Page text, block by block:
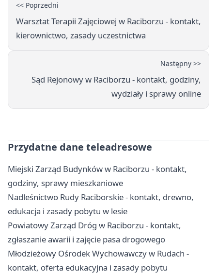
<< Poprzedni
Warsztat Terapii Zajęciowej w Raciborzu - kontakt,
kierownictwo, zasady uczestnictwa
Następny >>
Sąd Rejonowy w Raciborzu - kontakt, godziny,
wydziały i sprawy online
Przydatne dane teleadresowe
Miejski Zarząd Budynków w Raciborzu - kontakt,
godziny, sprawy mieszkaniowe
Nadleśnictwo Rudy Raciborskie - kontakt, drewno,
edukacja i zasady pobytu w lesie
Powiatowy Zarząd Dróg w Raciborzu - kontakt,
zgłaszanie awarii i zajęcie pasa drogowego
Młodzieżowy Ośrodek Wychowawczy w Rudach -
kontakt, oferta edukacyjna i zasady pobytu